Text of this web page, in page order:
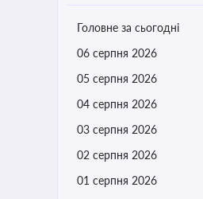
Головне за сьогодні
06 серпня 2026
05 серпня 2026
04 серпня 2026
03 серпня 2026
02 серпня 2026
01 серпня 2026